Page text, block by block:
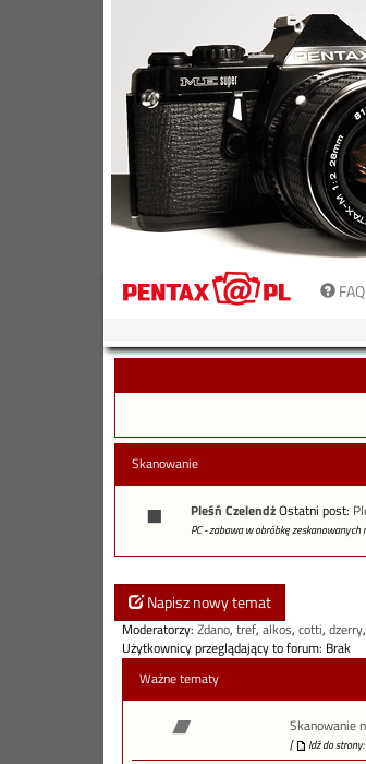
FAQ
Skanowanie
Pleśń CzelendżOstatni post:
PC - zabawa w obróbkę
Napisz nowy temat
Moderatorzy: Zdano, tref, alkos, cotti, dzerry,
Użytkownicy przeglądający to forum: Brak
Ważne tematy
Skanowanie
[ Idź do strony: